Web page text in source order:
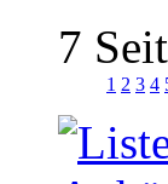
7
1 2 3 4